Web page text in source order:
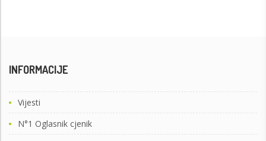
INFORMACIJE
Vijesti
N°1 Oglasnik cjenik